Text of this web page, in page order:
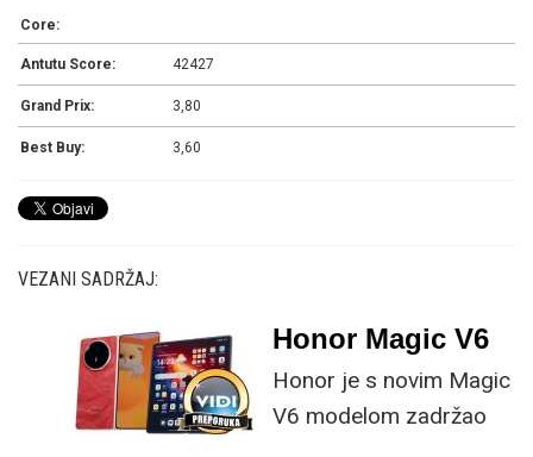
Core:
Antutu Score: 42427
Grand Prix: 3,80
Best Buy: 3,60
VEZANI SADRŽAJ:
Honor Magic V6
Honor je s novim Magic
V6 modelom zadržao